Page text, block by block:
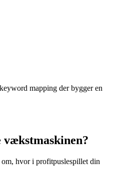
mapping der bygger en
hvor i profitpuslespillet din